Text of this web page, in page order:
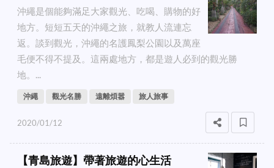
沖繩是個能夠滿足大家觀光、吃喝、購物的好
地方。短短五天的沖繩之旅，就教人流連忘
返。談到觀光，沖繩的名護鳳梨公園以及萬座
毛便不得不提及。這兩處地方，都是遊人必到的觀光勝
地。...
沖繩 觀光名勝 遠離煩嚣 旅人旅事
2020/01/12
【青島旅遊】帶著旅遊的心生活